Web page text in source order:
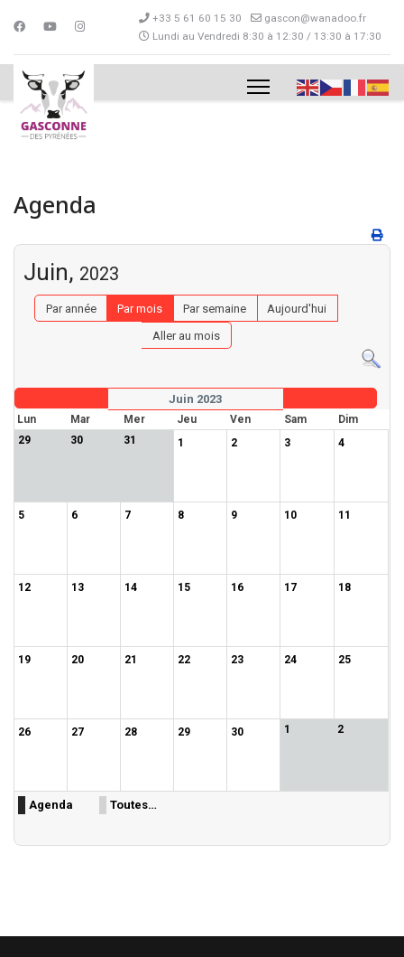
+33 5 61 60 15 30
gascon@wanadoo.fr
Lundi au Vendredi 8:30 à 12:30 / 13:30 à 17:30
Agenda
Juin, 2023
Par année Par mois Par semaine
Aujourd'hui
Aller au mois
Juin 2023
Lun Mar Mer Jeu Ven Sam
Dim
29
30 31 1 2 3 4
5 6 7 8 9 10 11
12 13 14 15 16 17 18
19 20 21 22 23 24 25
26 27 28 29 30 1 2
Agenda Toutes…